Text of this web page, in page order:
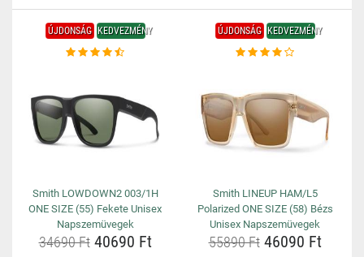
ÚJDONSÁG KEDVEZMÉNY
Smith LOWDOWN2 003/1H
ONE SIZE (55) Fekete Unisex
Napszemüvegek
34690 Ft40690 Ft
ÚJDONSÁG KEDVEZMÉNY
Smith LINEUP HAM/L5
Polarized ONE SIZE (58) Bézs
Unisex Napszemüvegek
55890 Ft46090 Ft